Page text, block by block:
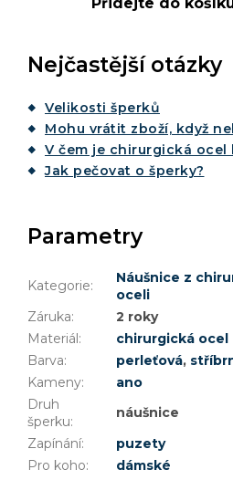
Přidejte do
Nejčastější otázky
Velikosti šperků
Mohu vrátit zboží, když
V čem je chirurgická ocel
Jak pečovat o šperky?
Parametry
Kategorie:
Náušnice z
oceli
Záruka:
2 roky
Materiál :
chirurgická ocel
Barva: perleťová,
Kameny:
ano
Druh
šperku:
náušnice
Zapínání:
puzety
Pro koho: dámské